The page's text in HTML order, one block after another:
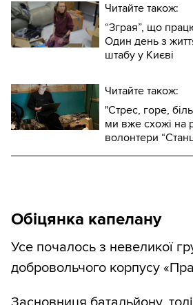
Читайте також:
“Зграя”, що
Один день з
штабу у Києві
Читайте також:
"Стрес, горе,
ми вже схожі на
волонтери
Обіцянка капелану
Усе почалось з невеликої
добровольчого корпусу